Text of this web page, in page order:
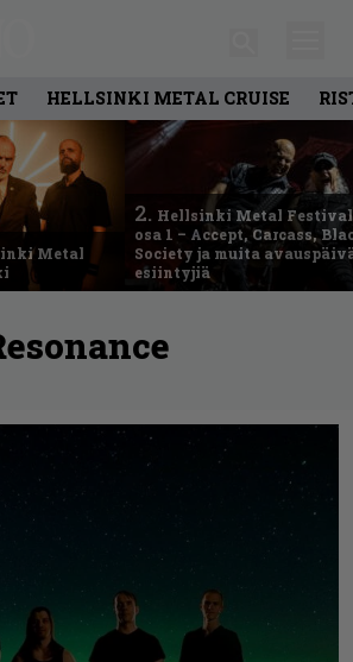
HELLSINKI METAL CRUISE
Metal
2. Hellsinki Metal
osa 1 – Accept, Carcass,
Society ja muita
esiintyjiä